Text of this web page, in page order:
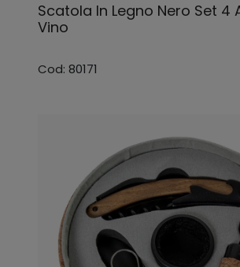
Scatola In Legno Nero Set 4
Vino
Cod: 80171